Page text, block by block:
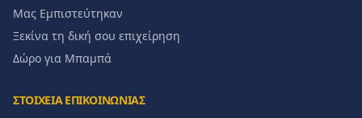
Μας Εμπιστεύτηκαν
Ξεκίνα τη δική σου επιχείρηση
Δώρο για Μπαμπά
ΣΤΟΙΧΕΙΑ ΕΠΙΚΟΙΝΩΝΙΑΣ